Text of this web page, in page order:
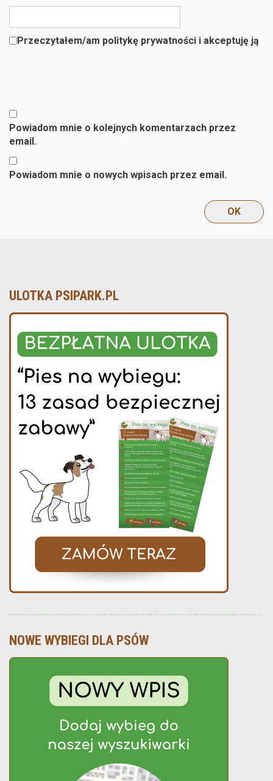
Przeczytałem/am politykę prywatności i akceptuję ją
Powiadom mnie o kolejnych komentarzach przez
email.
Powiadom mnie o nowych wpisach przez email.
ULOTKA PSIPARK.PL
NOWE WYBIEGI DLA PSÓW